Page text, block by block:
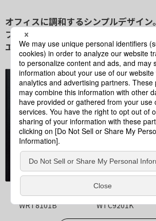
オフィスに調和するシンプルデザイン。
フル2線式リモコン
エイトフリースイッチ（8コ用）。
WRT5518B
WRT8101B
WRT5518
WTC9201K